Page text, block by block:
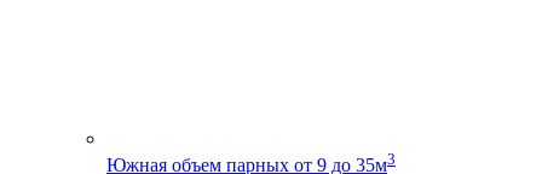
Южная объем парных от 9 до 35м3